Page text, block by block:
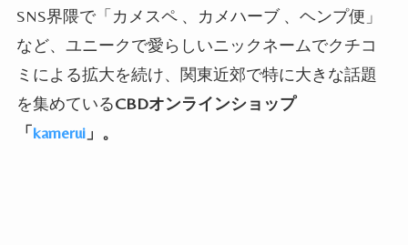
SNS界隈で「カメスペ 、カメハーブ 、ヘンプ便」
など、ユニークで愛らしいニックネームでクチコ
ミによる拡大を続け、関東近郊で特に大きな話題
を集めているCBDオンラインショップ
「kamerui」。